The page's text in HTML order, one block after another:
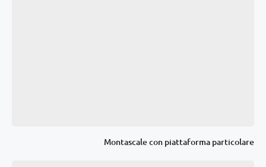
Montascale con piattaforma particolare